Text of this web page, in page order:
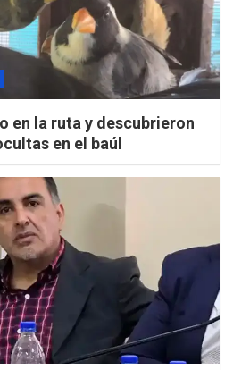
en la ruta y descubrieron
en el baúl